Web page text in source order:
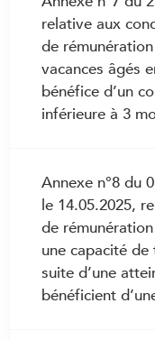
d’un enfant
santé
3.29ter Congé
de proches
3.30 Droits et
relative aux
de
vacances âgés
bénéfice d’un
inférieure à 3
Annexe n°8 du
le 14.05.2025,
de
une capacité
suite d’une
bénéficient